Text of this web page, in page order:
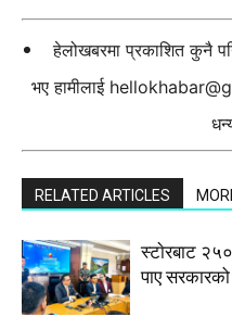
हेलोखबरमा प्रकाशित कुनै
भए हामीलाई
RELATED ARTICLES
स्टाेरबाट
पाए